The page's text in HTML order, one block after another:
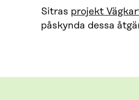
Sitras projekt
påskynda dessa